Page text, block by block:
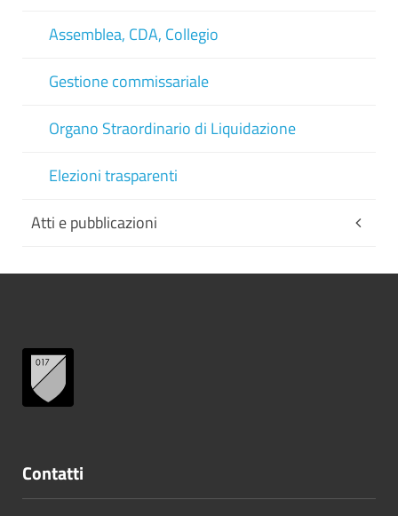
Assemblea, CDA, Collegio
Gestione commissariale
Organo Straordinario di Liquidazione
Elezioni trasparenti
Atti e pubblicazioni
Contatti